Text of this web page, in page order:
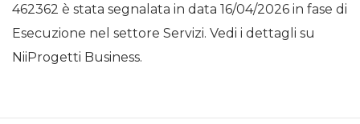
462362 è stata segnalata in data 16/04/2026 in fase di
Esecuzione nel settore Servizi. Vedi i dettagli su
NiiProgetti Business.